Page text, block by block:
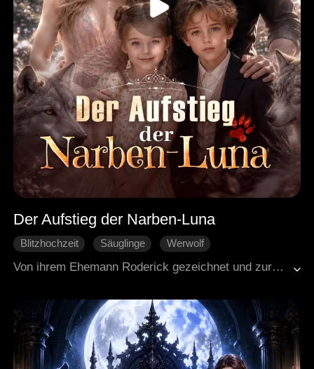
Der Aufstieg der Narben-Luna
Blitzhochzeit Säuglinge
Werwolf
Von ihrem Ehemann Roderick gezeichnet und zurückgewiesen, ertränkt Lyric ihren Schmerz in einer Bar und verbringt eine wilde Nacht mit einem maskierten Fremden namens Jaris. Fünf Jahre später zwingt sie eine Schuldenlast in eine Vertragsheirat mit Jaris, dem kalten Alpha. Doch er ist derselbe Mann aus jener Nacht. Ihr seltenes Siphon-Heilvermögen rettet seine Zwillingskinder, weshalb er sie bei sich behält – als sein Heilmittel, nicht als Partnerin. Zwischen einem früheren Liebhaber, intriganten Rivalen, familiärem Verrat und tödlichen Jägern entdeckt Lyric nach und nach ihre wahre Identität. Sie heilt Jaris' verfluchte Seele und beendet die Verfolgung der Siphoner. Vom gebrochenen Außenseiter zur gekrönten Supreme Luna wächst sie über sich hinaus, gewinnt Jaris' Herz und baut sich eine Familie mit vier Mitgliedern auf. Keine Narben mehr – nur Liebe und Macht.